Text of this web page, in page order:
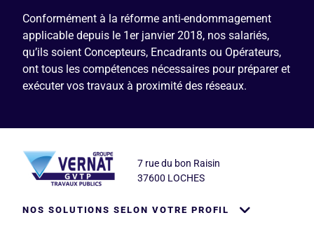
Conformément à la réforme anti-endommagement
applicable depuis le 1er janvier 2018, nos salariés,
qu’ils soient Concepteurs, Encadrants ou Opérateurs,
ont tous les compétences nécessaires pour préparer et
exécuter vos travaux à proximité des réseaux.
Logo Adresse
7 rue du bon Raisin
37600 LOCHES
Pied de page
NOS SOLUTIONS SELON VOTRE PROFIL